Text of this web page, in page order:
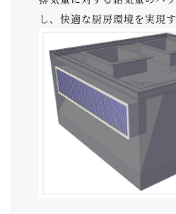
し、快適な厨房環境を実現す